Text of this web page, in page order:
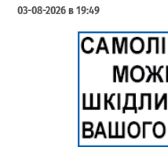
03-08-2026 в 19:49